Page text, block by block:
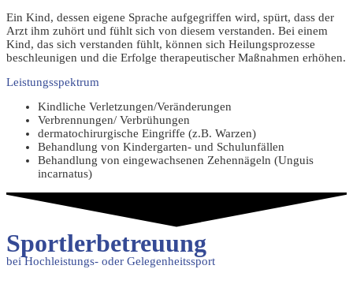
Ein Kind, dessen eigene Sprache aufgegriffen wird, spürt, dass der
Arzt ihm zuhört und fühlt sich von diesem verstanden. Bei einem
Kind, das sich verstanden fühlt, können sich Heilungsprozesse
beschleunigen und die Erfolge therapeutischer Maßnahmen erhöhen.
Leistungsspektrum
Kindliche Verletzungen/Veränderungen
Verbrennungen/ Verbrühungen
dermatochirurgische Eingriffe (z.B. Warzen)
Behandlung von Kindergarten- und Schulunfällen
Behandlung von eingewachsenen Zehennägeln (Unguis
incarnatus)
Sportlerbetreuung
bei Hochleistungs- oder Gelegenheitssport